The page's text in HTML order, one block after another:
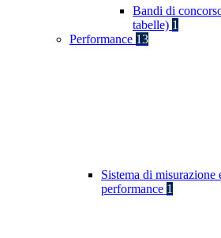
Bandi di
tabelle) 1
Performance 13
Sistema di misurazione
performance 1